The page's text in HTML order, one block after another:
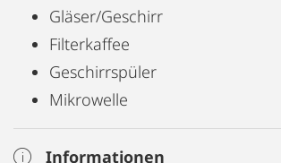
Gläser/Geschirr
Filterkaffee
Geschirrspüler
Mikrowelle
Informationen